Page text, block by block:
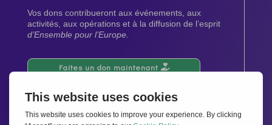
Vos dons contribueront aux événements, aux
activités, aux opérations et à la diffusion de l’esprit
d’Ensemble pour l’Europe.
Faites un don maintenant
Newsletter